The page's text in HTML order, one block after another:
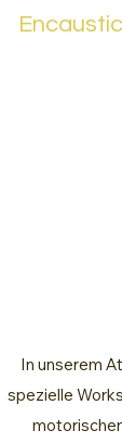
In unserem
spezielle